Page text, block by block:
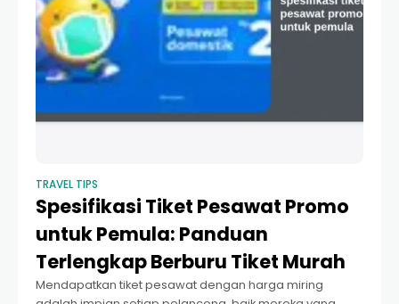
TRAVEL TIPS
Spesifikasi Tiket Pesawat Promo
untuk Pemula: Panduan
Terlengkap Berburu Tiket Murah
Mendapatkan tiket pesawat dengan harga miring